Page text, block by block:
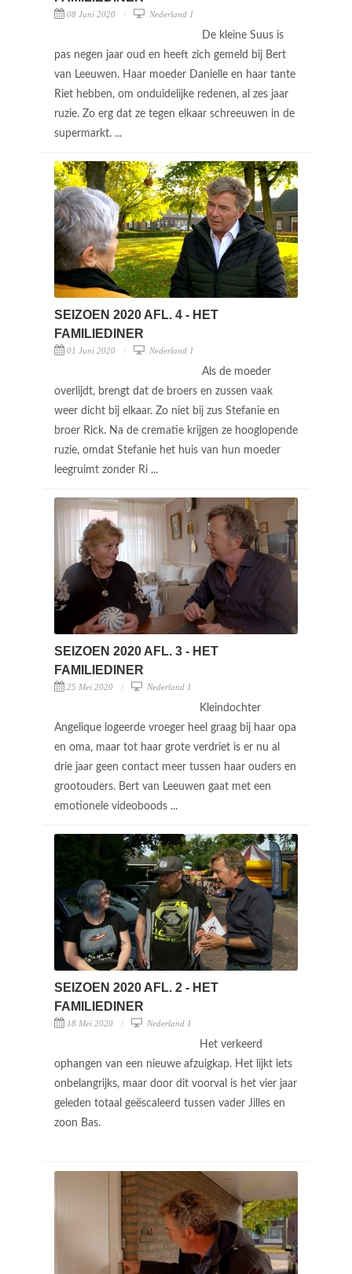
08 Juni 2020 Nederland 1
De kleine Suus is
pas negen jaar oud en heeft zich gemeld bij Bert
van Leeuwen. Haar moeder Danielle en haar tante
Riet hebben, om onduidelijke redenen, al zes jaar
ruzie. Zo erg dat ze tegen elkaar schreeuwen in de
supermarkt. ...
SEIZOEN 2020 AFL. 4 - HET
FAMILIEDINER
01 Juni 2020 Nederland 1
Als de moeder
overlijdt, brengt dat de broers en zussen vaak
weer dicht bij elkaar. Zo niet bij zus Stefanie en
broer Rick. Na de crematie krijgen ze hooglopende
ruzie, omdat Stefanie het huis van hun moeder
leegruimt zonder Ri ...
SEIZOEN 2020 AFL. 3 - HET
FAMILIEDINER
25 Mei 2020 Nederland 1
Kleindochter
Angelique logeerde vroeger heel graag bij haar opa
en oma, maar tot haar grote verdriet is er nu al
drie jaar geen contact meer tussen haar ouders en
grootouders. Bert van Leeuwen gaat met een
emotionele videoboods ...
SEIZOEN 2020 AFL. 2 - HET
FAMILIEDINER
18 Mei 2020 Nederland 1
Het verkeerd
ophangen van een nieuwe afzuigkap. Het lijkt iets
onbelangrijks, maar door dit voorval is het vier jaar
geleden totaal geëscaleerd tussen vader Jilles en
zoon Bas.